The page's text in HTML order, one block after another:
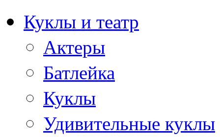
Куклы и театр
Актеры
Батлейка
Куклы
Удивительные куклы